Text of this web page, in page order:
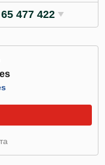
65 477 422